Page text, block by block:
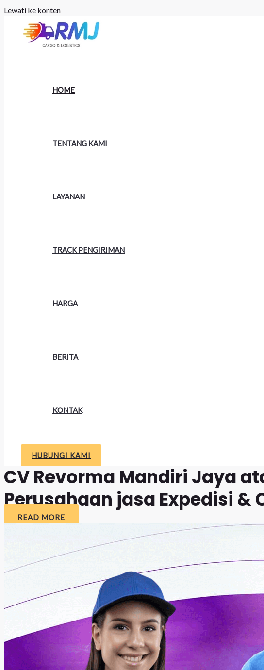
Lewati ke konten
HOME
TENTANG KAMI
LAYANAN
TRACK PENGIRIMAN
HARGA
BERITA
KONTAK
HUBUNGI KAMI
CV Revorma Mandiri Jaya
Perusahaan jasa Expedisi &
READ MORE